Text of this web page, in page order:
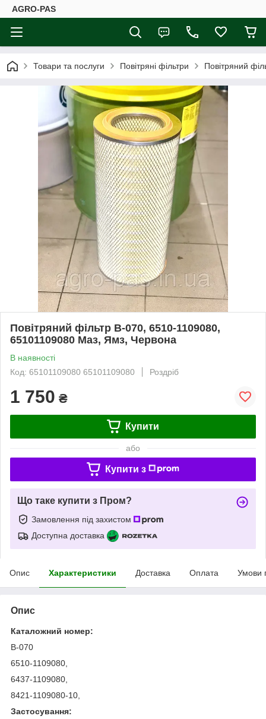
AGRO-PAS
Товари та послуги Повітряні фільтри Повітряний
Повітряний фільтр В-070, 6510-1109080,
65101109080 Маз, Ямз, Червона
В наявності
Код: 65101109080 65101109080
Роздріб
1 750 ₴
Купити
або
Купити з
Що таке купити з Пром?
Замовлення під захистом
Доступна доставка
Опис Характеристики Доставка Оплата Умови
Опис
Каталожний номер:
B-070
6510-1109080,
6437-1109080,
8421-1109080-10,
Застосування: